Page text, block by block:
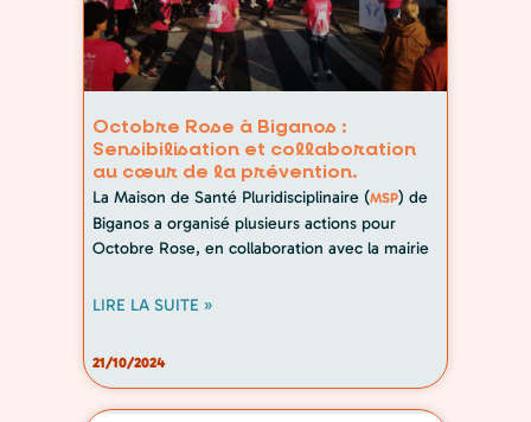
Octobre Rose à Biganos :
Sensibilisation et collaboration
au cœur de la prévention.
La Maison de Santé Pluridisciplinaire (MSP) de
Biganos a organisé plusieurs actions pour
Octobre Rose, en collaboration avec la mairie
LIRE LA SUITE »
21/10/2024